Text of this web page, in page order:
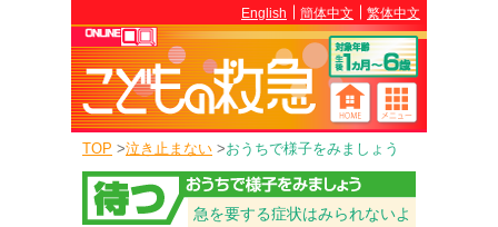
English 簡体中文 繁体中文
TOP >泣き止まない >おうちで様子をみましょう
急を要する症状はみられないよ